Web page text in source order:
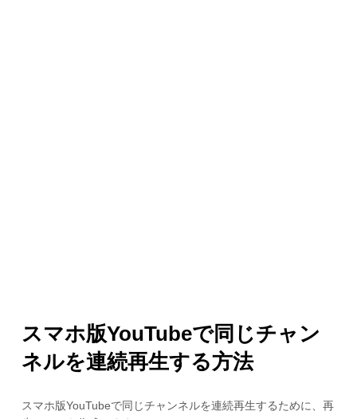
スマホ版YouTubeで同じチャン
ネルを連続再生する方法
スマホ版YouTubeで同じチャンネルを連続再生するために、再